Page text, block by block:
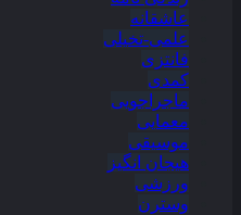
عاشقانه
علمی-تخیلی
فانتزی
کمدی
ماجراجویی
معمایی
موسیقی
هیجان انگیز
ورزشی
وسترن